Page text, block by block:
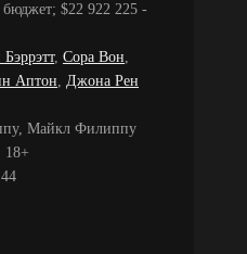
$22 922 225 -
, Сора Вон,
Аптон, Джона Рен
Майкл Филиппу
18+